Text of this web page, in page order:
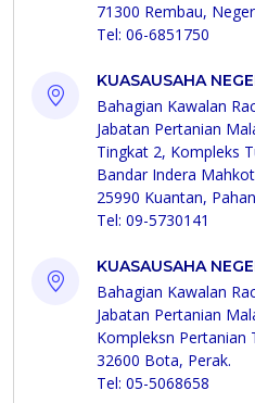
71300 Rembau,
Tel: 06-6851750
KUASAUSAHA
Bahagian Kawalan
Jabatan Pertanian
Tingkat 2, Kompleks
Bandar Indera
25990 Kuantan,
Tel: 09-5730141
KUASAUSAHA
Bahagian Kawalan
Jabatan Pertanian
Kompleksn Pertanian
32600 Bota, Perak.
Tel: 05-5068658